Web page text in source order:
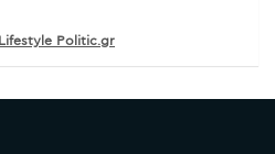
Politic.gr